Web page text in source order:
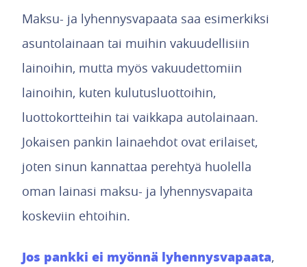
Maksu- ja lyhennysvapaata saa esimerkiksi
asuntolainaan tai muihin vakuudellisiin
lainoihin, mutta myös vakuudettomiin
lainoihin, kuten kulutusluottoihin,
luottokortteihin tai vaikkapa autolainaan.
Jokaisen pankin lainaehdot ovat erilaiset,
joten sinun kannattaa perehtyä huolella
oman lainasi maksu- ja lyhennysvapaita
koskeviin ehtoihin.
Jos pankki ei myönnä lyhennysvapaata,